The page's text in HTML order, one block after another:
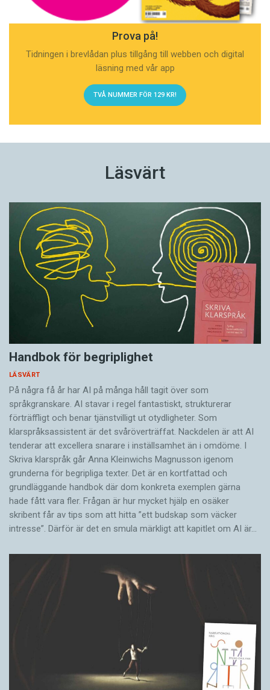
Prova på!
Tidningen i brevlådan plus tillgång till webben och digital
läsning med vår app
TVÅ NUMMER FÖR 129 KR!
Läsvärt
Handbok för begriplighet
LÄSVÄRT
På några få år har AI på många håll tagit över som
språkgranskare. AI stavar i regel fantastiskt, strukturerar
förträffligt och benar tjänstvilligt ut otydligheter. Som
klarspråksassistent är det svår­överträffat. Nack­delen är att AI
tenderar att excellera snarare i inställsamhet än i omdöme. I
Skriva klarspråk går Anna Kleinwichs Magnusson igenom
grunderna för begripliga texter. Det är en kortfattad och
grundläggande handbok där dom konkreta exemplen gärna
hade fått vara fler. Frågan är hur mycket hjälp en osäker
skribent får av tips som att hitta ”ett budskap som väcker
intresse”. Därför är det en smula märkligt att kapitlet om AI är…